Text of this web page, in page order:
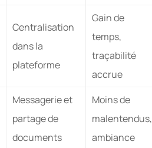
Centralisation
dans la
plateforme
Gain de
temps,
traçabilité
accrue
Messagerie et
partage de
documents
Moins de
malentendus,
ambiance